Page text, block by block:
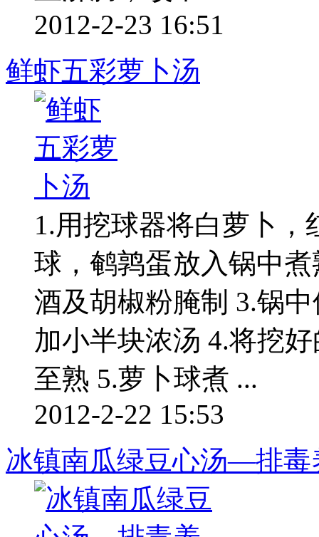
2012-2-23 16:51
鲜虾五彩萝卜汤
1.用挖球器将白萝卜
球，鹌鹑蛋放入锅中
酒及胡椒粉腌制 3.锅
加小半块浓汤 4.将挖
至熟 5.萝卜球煮 ...
2012-2-22 15:53
冰镇南瓜绿豆心汤—排毒